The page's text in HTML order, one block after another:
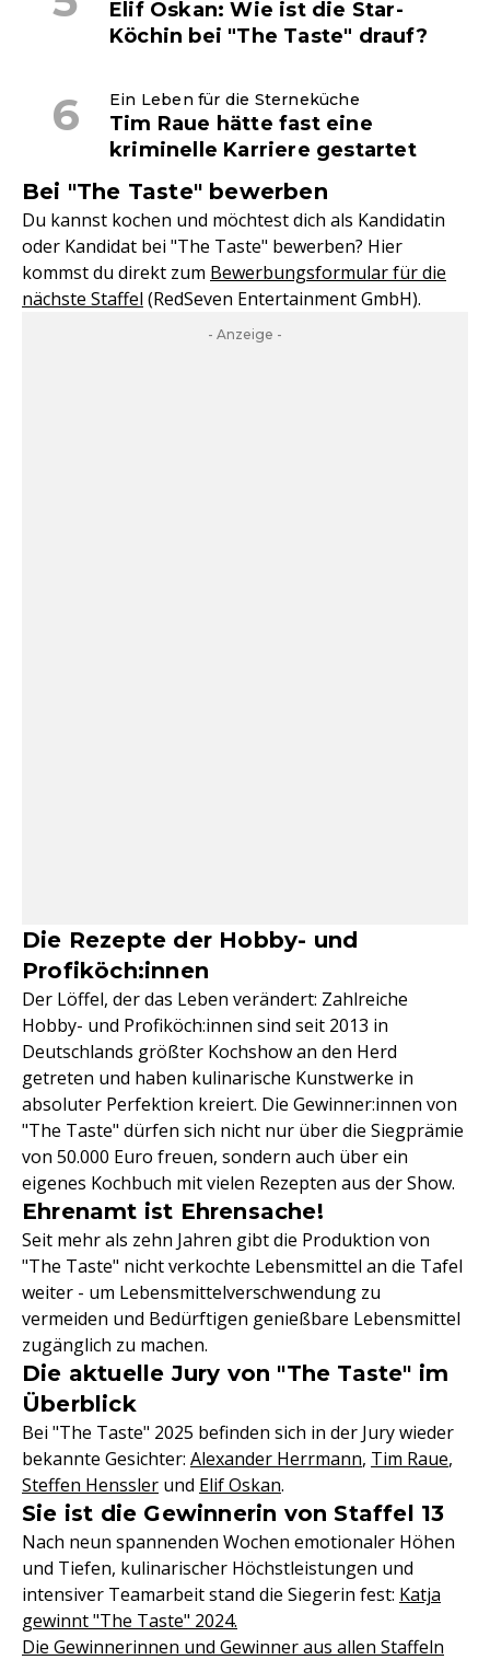
Elif Oskan: Wie ist die Star-
Köchin bei "The Taste" drauf?
Ein Leben für die Sterneküche
Tim Raue hätte fast eine
kriminelle Karriere gestartet
Bei "The Taste" bewerben
Du kannst kochen und möchtest dich als Kandidatin
oder Kandidat bei "The Taste" bewerben? Hier
kommst du direkt zum Bewerbungsformular für die
nächste Staffel (RedSeven Entertainment GmbH).
- Anzeige -
Die Rezepte der Hobby- und
Profiköch:innen
Der Löffel, der das Leben verändert: Zahlreiche
Hobby- und Profiköch:innen sind seit 2013 in
Deutschlands größter Kochshow an den Herd
getreten und haben kulinarische Kunstwerke in
absoluter Perfektion kreiert. Die Gewinner:innen von
"The Taste" dürfen sich nicht nur über die Siegprämie
von 50.000 Euro freuen, sondern auch über ein
eigenes Kochbuch mit vielen Rezepten aus der Show.
Ehrenamt ist Ehrensache!
Seit mehr als zehn Jahren gibt die Produktion von
"The Taste" nicht verkochte Lebensmittel an die Tafel
weiter - um Lebensmittelverschwendung zu
vermeiden und Bedürftigen genießbare Lebensmittel
zugänglich zu machen.
Die aktuelle Jury von "The Taste" im
Überblick
Bei "The Taste" 2025 befinden sich in der Jury wieder
bekannte Gesichter: Alexander Herrmann, Tim Raue,
Steffen Henssler und Elif Oskan.
Sie ist die Gewinnerin von Staffel 13
Nach neun spannenden Wochen emotionaler Höhen
und Tiefen, kulinarischer Höchstleistungen und
intensiver Teamarbeit stand die Siegerin fest: Katja
gewinnt "The Taste" 2024.
Die Gewinnerinnen und Gewinner aus allen Staffeln